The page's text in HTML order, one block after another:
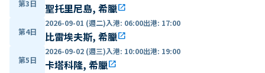
第3日 聖托里尼島, 希臘open_in_new
第4日
2026-09-01 (週二)入港: 06:00出港: 17:00
比雷埃夫斯, 希臘open_in_new
第5日
2026-09-02 (週三)入港: 10:00出港: 19:00
卡塔科隆, 希臘open_in_new